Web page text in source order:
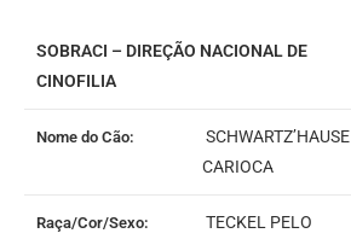
SOBRACI – DIREÇÃO NACIONAL DE
CINOFILIA
Nome do Cão:
SCHWARTZ’HAUSE
CARIOCA
Raça/Cor/Sexo:
TECKEL PELO